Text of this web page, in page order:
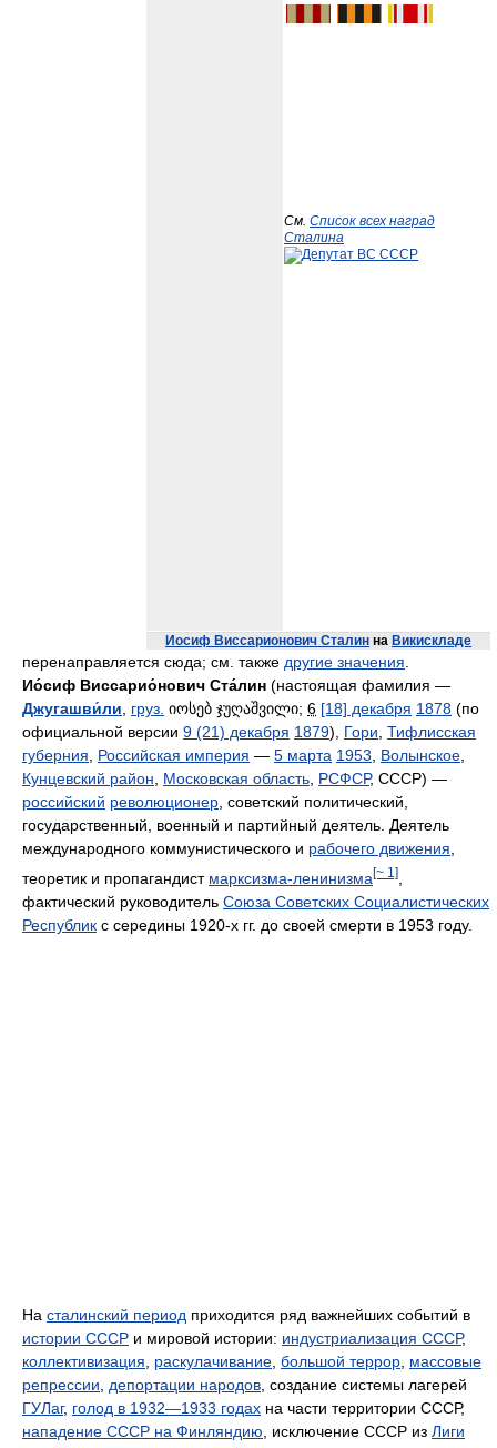
См. Список всех наград
Сталина
Иосиф Виссарионович Сталин на Викискладе
перенаправляется сюда; см. также другие значения
Ио́сиф Виссарио́нович Ста́лин (настоящая фамилия —
Джугашви́ли
груз. იოსებ ჯუღაშვილი; 6 [18] декабря 1878 (по
официальной версии 9 (21) декабря 1879), Гори Тифлисская
губерния
Российская империя — 5 марта 1953 Волынское
Кунцевский район
Московская область РСФСР, СССР) —
российский революционер , советский политический,
государственный, военный и партийный деятель. Деятель
международного коммунистического и рабочего движения
теоретик и пропагандист марксизма-ленинизма[~ 1]
фактический руководитель Союза Советских Социалистических
Республик с середины 1920-х гг. до своей смерти в 1953 году.
На сталинский период приходится ряд важнейших событий в
истории СССР и мировой истории: индустриализация СССР,
коллективизация
раскулачивание большой террор массовые
репрессии
депортации народов , создание системы лагерей
ГУЛаг, голод в 1932—1933 годах на части территории СССР,
нападение СССР на Финляндию , исключение СССР из Лиги